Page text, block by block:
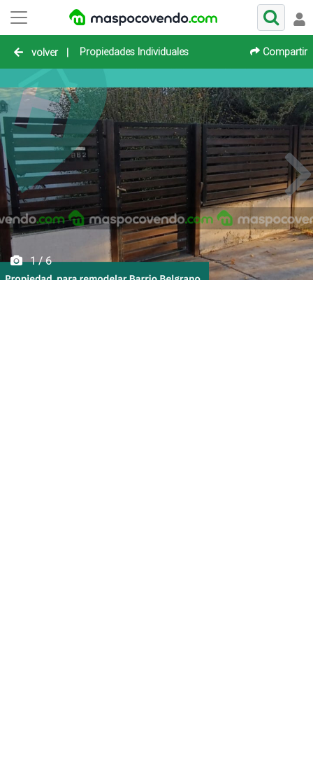
volver | Propiedades Individuales Compartir
1 / 6